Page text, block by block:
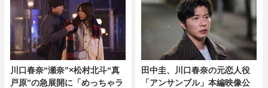
川口春奈“瀬奈”×松村北斗“真
戸原”の急展開に「めっちゃラ
田中圭、川口春奈の元恋人役
「アンサンブル」本編映像公